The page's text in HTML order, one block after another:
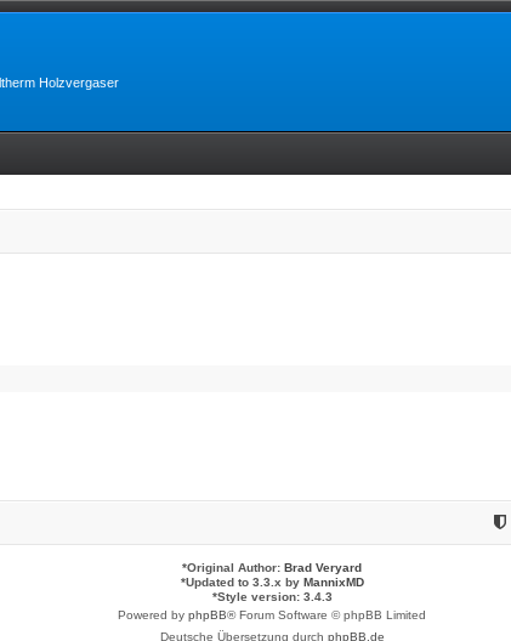
Holzvergaser
*Original Author: Brad Veryard
*Updated to 3.3.x by MannixMD
*Style version: 3.4.3
Powered by phpBB® Forum Software © phpBB Limited
Deutsche Übersetzung durch phpBB.de